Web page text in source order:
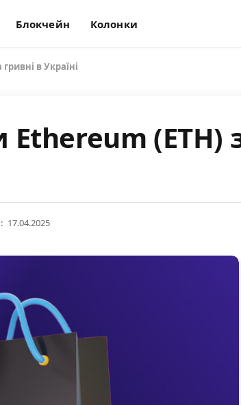
Блокчейн Колонки
в Україні
(ETH)
17.04.2025